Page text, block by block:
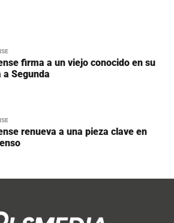
firma a un viejo conocido en su
a Segunda
renueva a una pieza clave en